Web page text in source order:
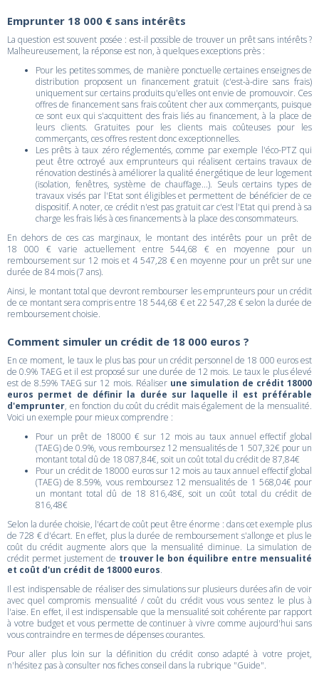
Emprunter 18 000 € sans intérêts
La question est souvent posée : est-il possible de trouver un prêt sans intérêts ?
Malheureusement, la réponse est non, à quelques exceptions près :
Pour les petites sommes, de manière ponctuelle certaines enseignes de
distribution proposent un financement gratuit (c'est-à-dire sans frais)
uniquement sur certains produits qu'elles ont envie de promouvoir. Ces
offres de financement sans frais coûtent cher aux commerçants, puisque
ce sont eux qui s'acquittent des frais liés au financement, à la place de
leurs clients. Gratuites pour les clients mais coûteuses pour les
commerçants, ces offres restent donc exceptionnelles.
Les prêts à taux zéro réglementés, comme par exemple l'éco-PTZ qui
peut être octroyé aux emprunteurs qui réalisent certains travaux de
rénovation destinés à améliorer la qualité énergétique de leur logement
(isolation, fenêtres, système de chauffage...). Seuls certains types de
travaux visés par l'Etat sont éligibles et permettent de bénéficier de ce
dispositif. A noter, ce crédit n'est pas gratuit car c'est l'Etat qui prend à sa
charge les frais liés à ces financements à la place des consommateurs.
En dehors de ces cas marginaux, le montant des intérêts pour un prêt de
18 000 € varie actuellement entre 544,68 € en moyenne pour un
remboursement sur 12 mois et 4 547,28 € en moyenne pour un prêt sur une
durée de 84 mois (7 ans).
Ainsi, le montant total que devront rembourser les emprunteurs pour un crédit
de ce montant sera compris entre 18 544,68 € et 22 547,28 € selon la durée de
remboursement choisie.
Comment simuler un crédit de 18 000 euros ?
En ce moment, le taux le plus bas pour un crédit personnel de 18 000 euros est
de 0.9% TAEG et il est proposé sur une durée de 12 mois. Le taux le plus élevé
est de 8.59% TAEG sur 12 mois. Réaliser une simulation de crédit 18000
euros permet de définir la durée sur laquelle il est préférable
d'emprunter, en fonction du coût du crédit mais également de la mensualité.
Voici un exemple pour mieux comprendre :
Pour un prêt de 18000 € sur 12 mois au taux annuel effectif global
(TAEG) de 0.9%, vous remboursez 12 mensualités de 1 507,32€ pour un
montant total dû de 18 087,84€, soit un coût total du crédit de 87,84€
Pour un crédit de 18000 euros sur 12 mois au taux annuel effectif global
(TAEG) de 8.59%, vous remboursez 12 mensualités de 1 568,04€ pour
un montant total dû de 18 816,48€, soit un coût total du crédit de
816,48€
Selon la durée choisie, l'écart de coût peut être énorme : dans cet exemple plus
de 728 € d'écart. En effet, plus la durée de remboursement s'allonge et plus le
coût du crédit augmente alors que la mensualité diminue. La simulation de
crédit permet justement de trouver le bon équilibre entre mensualité
et coût d'un crédit de 18000 euros.
Il est indispensable de réaliser des simulations sur plusieurs durées afin de voir
avec quel compromis mensualité / coût du crédit vous vous sentez le plus à
l'aise. En effet, il est indispensable que la mensualité soit cohérente par rapport
à votre budget et vous permette de continuer à vivre comme aujourd'hui sans
vous contraindre en termes de dépenses courantes.
Pour aller plus loin sur la définition du crédit conso adapté à votre projet,
n'hésitez pas à consulter nos fiches conseil dans la rubrique "Guide".